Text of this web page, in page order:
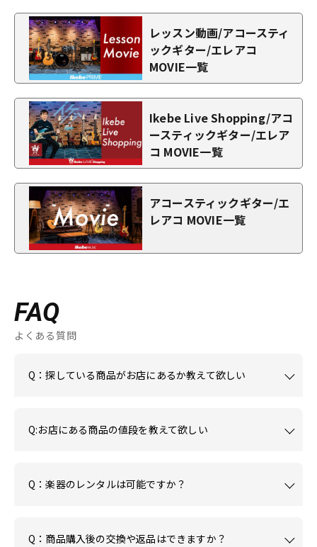
レッスン動画/アコースティ
ックギター/エレアコ
MOVIE一覧
Ikebe Live Shopping/アコ
ースティックギター/エレア
コ MOVIE一覧
アコースティックギター/エ
レアコ MOVIE一覧
FAQ
よくある質問
Q：探している商品がお店にあるか教えて欲しい
Q:お店にある商品の値段を教えて欲しい
Q：楽器のレンタルは可能ですか？
Q：商品購入後の交換や返品はできますか？